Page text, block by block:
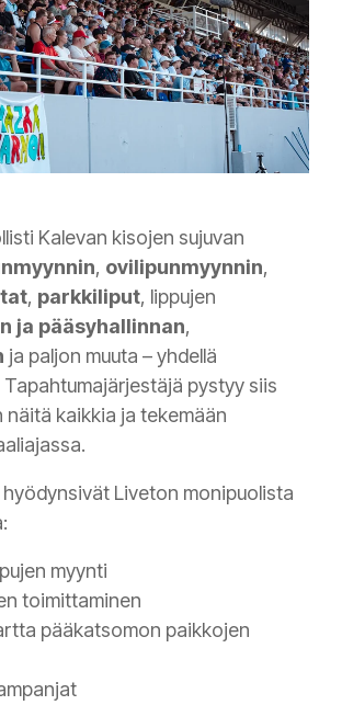
Kalevan kisojen sujuvan
, ovilipunmyynnin,
, parkkiliput, lippujen
ja pääsyhallinnan,
ja paljon muuta – yhdellä
Tapahtumajärjestäjä pystyy siis
näitä kaikkia ja tekemään
Liveton monipuolista
myynti
toimittaminen
pääkatsomon paikkojen